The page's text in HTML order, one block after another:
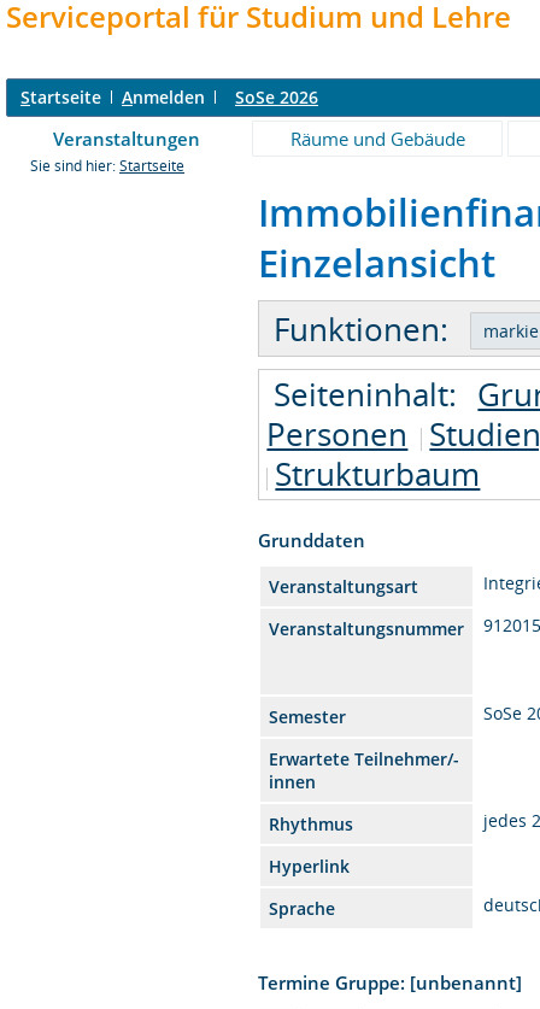
Serviceportal für Studium und Lehre
Startseite Anmelden SoSe 2026
Veranstaltungen Räume und Gebäude
Sie sind hier: Startseite
Einzelansicht
Funktionen:
Seiteninhalt:
Personen
Strukturbaum
Grunddaten
Veranstaltungsart
Veranstaltungsnummer
Semester
SoSe
Erwartete Teilnehmer/-
innen
Rhythmus
jedes
Hyperlink
Sprache
Termine Gruppe: [unbenannt]